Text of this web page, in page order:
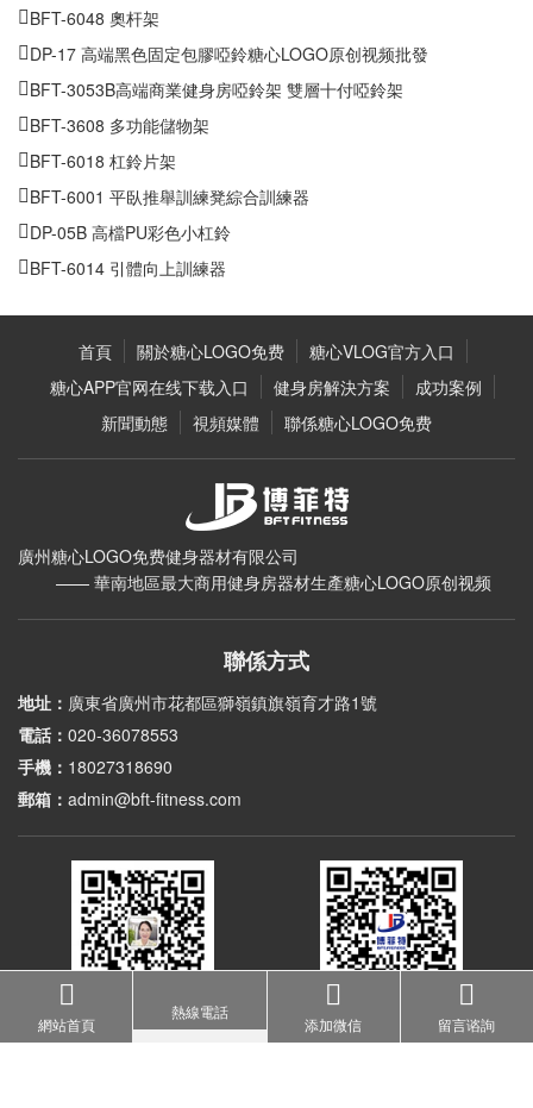
BFT-6048 奧杆架
DP-17 高端黑色固定包膠啞鈴糖心LOGO原创视频批發
BFT-3053B高端商業健身房啞鈴架 雙層十付啞鈴架
BFT-3608 多功能儲物架
BFT-6018 杠鈴片架
BFT-6001 平臥推舉訓練凳綜合訓練器
DP-05B 高檔PU彩色小杠鈴
BFT-6014 引體向上訓練器
首頁 關於糖心LOGO免费
糖心VLOG官方入口
糖心APP官网在线下载入口
健身房解決方案
成功案例
新聞動態
視頻媒體 聯係糖心LOGO免费
廣州糖心LOGO免费健身器材有限公司
—— 華南地區最大商用健身房器材生產糖心LOGO原创视频
聯係方式
地址： 廣東省廣州市花都區獅嶺鎮旗嶺育才路1號
電話： 020-36078553
手機： 18027318690
郵箱： admin@bft-fitness.com
加微信了解健身房器材 掃一掃進入品牌公眾號
網站首頁
熱線電話
添加微信 留言谘詢